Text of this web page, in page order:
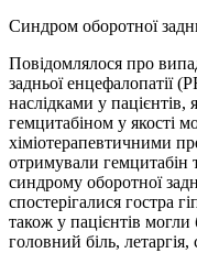
Синдром оборотної
Повідомлялося про
задньої енцефалопатії
наслідками у пацієнтів,
гемцитабіном у якості
хіміотерапевтичними
отримували гемцитабін
синдрому оборотної
спостерігалися гостра
також у пацієнтів
головний біль, летаргія,